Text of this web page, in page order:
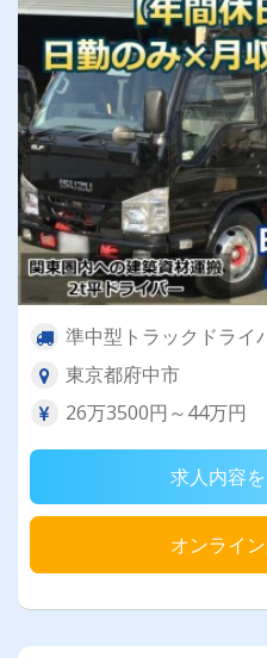
準中型トラックドライ
東京都府中市
26万3500円～44万円
求人内容
オンライ